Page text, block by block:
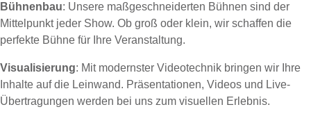
Bühnenbau: Unsere maßgeschneiderten Bühnen sind der
Mittelpunkt jeder Show. Ob groß oder klein, wir schaffen die
perfekte Bühne für Ihre Veranstaltung.
Visualisierung: Mit modernster Videotechnik bringen wir Ihre
Inhalte auf die Leinwand. Präsentationen, Videos und Live-
Übertragungen werden bei uns zum visuellen Erlebnis.